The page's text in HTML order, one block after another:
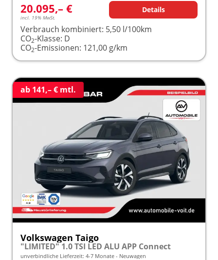
20.095,– €
incl. 19% MwSt.
Details
Verbrauch kombiniert: 5,50 l/100km
CO2-Klasse: D
CO2-Emissionen: 121,00 g/km
ab 141,– € mtl.
Volkswagen Taigo
"LIMITED" 1.0 TSI LED ALU APP Connect
unverbindliche Lieferzeit: 4-7 Monate Neuwagen